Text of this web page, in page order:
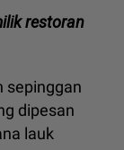
restoran
sepinggan
dipesan
lauk